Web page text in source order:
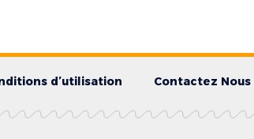
d’utilisation Contactez Nous